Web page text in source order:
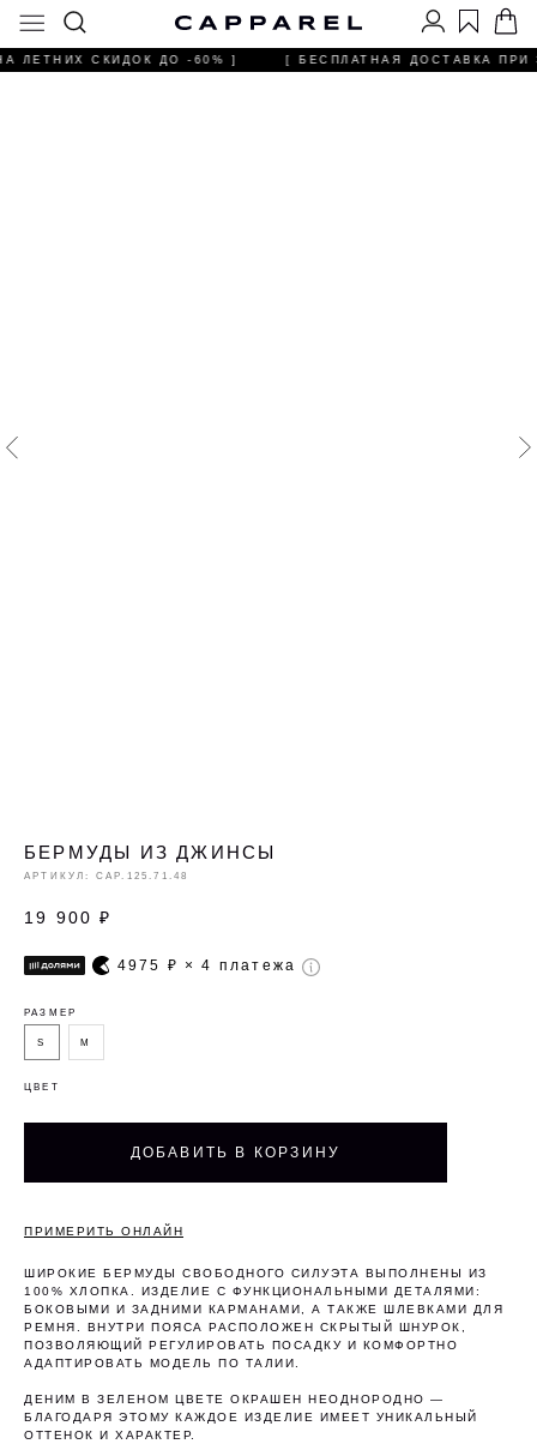
ЛЕТНИХ СКИДОК ДО -60% ] [ БЕСПЛАТНАЯ ДОСТАВКА ПРИ
БЕРМУДЫ ИЗ ДЖИНСЫ
АРТИКУЛ: CAP.125.71.48
19 900 ₽
4975 ₽ × 4 платежа
РАЗМЕР
S M
ЦВЕТ
ДОБАВИТЬ В КОРЗИНУ
ПРИМЕРИТЬ ОНЛАЙН
ШИРОКИЕ БЕРМУДЫ СВОБОДНОГО СИЛУЭТА ВЫПОЛНЕНЫ ИЗ
100% ХЛОПКА. ИЗДЕЛИЕ С ФУНКЦИОНАЛЬНЫМИ ДЕТАЛЯМИ:
БОКОВЫМИ И ЗАДНИМИ КАРМАНАМИ, А ТАКЖЕ ШЛЕВКАМИ ДЛЯ
РЕМНЯ. ВНУТРИ ПОЯСА РАСПОЛОЖЕН СКРЫТЫЙ ШНУРОК,
ПОЗВОЛЯЮЩИЙ РЕГУЛИРОВАТЬ ПОСАДКУ И КОМФОРТНО
АДАПТИРОВАТЬ МОДЕЛЬ ПО ТАЛИИ.
ДЕНИМ В ЗЕЛЕНОМ ЦВЕТЕ ОКРАШЕН НЕОДНОРОДНО —
БЛАГОДАРЯ ЭТОМУ КАЖДОЕ ИЗДЕЛИЕ ИМЕЕТ УНИКАЛЬНЫЙ
ОТТЕНОК И ХАРАКТЕР.
Оплата частями
Оплатите сегодня 25% стоимости покупки
платежами раз в две недели.